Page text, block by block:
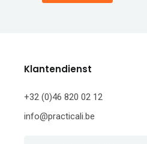
Klantendienst
+32 (0)46 820 02 12
info@practicali.be